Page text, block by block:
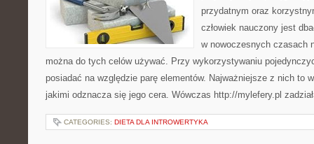
przydatnym oraz
człowiek nauczony jest
w nowoczesnych czasach
można do tych celów używać. Przy wykorzystywaniu
posiadać na względzie parę elementów. Najważniejsze z nich to
jakimi odznacza się jego cera. Wówczas http://mylefery.pl
CATEGORIES: DIETA DLA INTROWERTYKA